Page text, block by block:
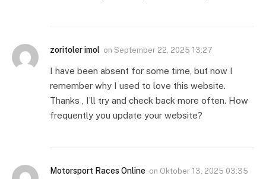
zoritoler imol on September 22, 2025 13:27
I have been absent for some time, but now I
remember why I used to love this website.
Thanks , I’ll try and check back more often. How
frequently you update your website?
Motorsport Races Online on Oktober 13, 2025 03:35